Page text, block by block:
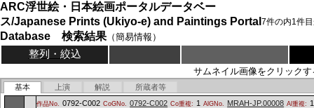
ARC浮世絵・日本絵画ポータルデータベー
ス/Japanese Prints (Ukiyo-e) and Paintings Portal
Database 検索結果（簡易情報）
7件の内1件
整列・絞込
サムネイル画像をクリック
基本 上演 解説 所蔵者等
作品No. 0792-C002 CoGNo. 0792-C002 Co重複: 1 AlGNo. MRAH-JP.00008 Al重複: 1